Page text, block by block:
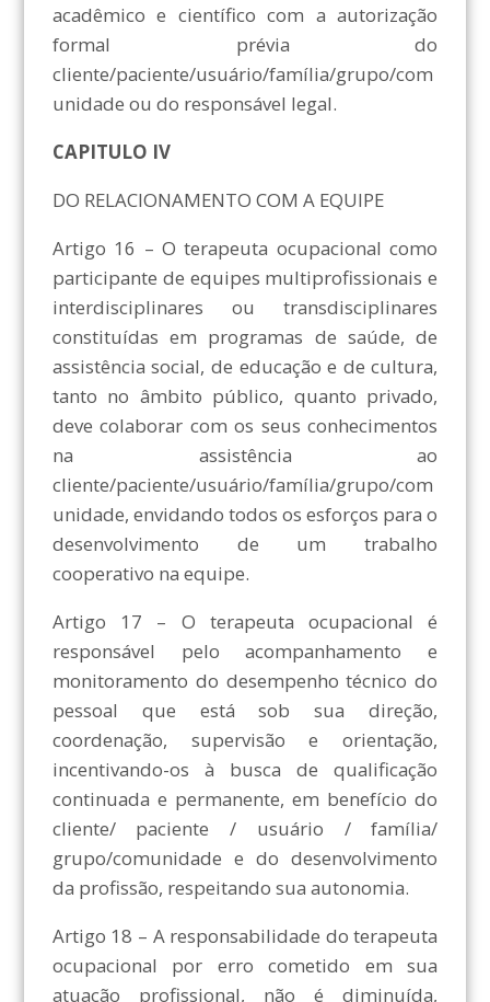
acadêmico e científico com a autorização
formal prévia do
cliente/paciente/usuário/família/grupo/com
unidade ou do responsável legal.
CAPITULO IV
DO RELACIONAMENTO COM A EQUIPE
Artigo 16 – O terapeuta ocupacional como
participante de equipes multiprofissionais e
interdisciplinares ou transdisciplinares
constituídas em programas de saúde, de
assistência social, de educação e de cultura,
tanto no âmbito público, quanto privado,
deve colaborar com os seus conhecimentos
na assistência ao
cliente/paciente/usuário/família/grupo/com
unidade, envidando todos os esforços para o
desenvolvimento de um trabalho
cooperativo na equipe.
Artigo 17 – O terapeuta ocupacional é
responsável pelo acompanhamento e
monitoramento do desempenho técnico do
pessoal que está sob sua direção,
coordenação, supervisão e orientação,
incentivando-os à busca de qualificação
continuada e permanente, em benefício do
cliente/ paciente / usuário / família/
grupo/comunidade e do desenvolvimento
da profissão, respeitando sua autonomia.
Artigo 18 – A responsabilidade do terapeuta
ocupacional por erro cometido em sua
atuação profissional, não é diminuída,